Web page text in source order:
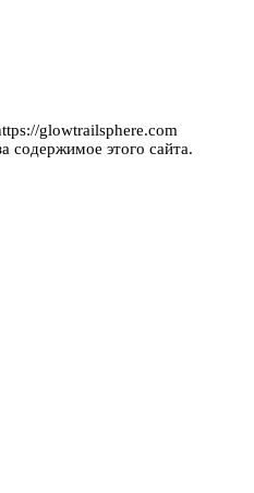
glowtrailsphere.com
содержимое этого сайта.